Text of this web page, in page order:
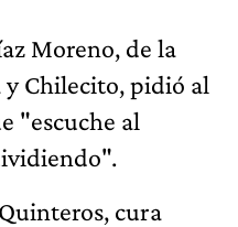
Moreno, de la
y Chilecito, pidió al
"escuche al
cura